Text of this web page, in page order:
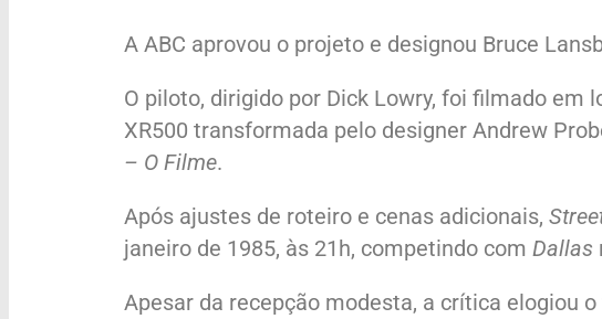
A ABC aprovou o projeto e designou Bruce
O piloto, dirigido por Dick Lowry, foi filmado em
XR500 transformada pelo designer Andrew
– O Filme.
Após ajustes de roteiro e cenas adicionais,
janeiro de 1985, às 21h, competindo com Dallas
Apesar da recepção modesta, a crítica elogiou